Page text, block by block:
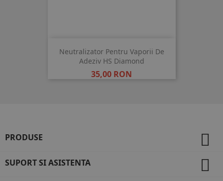
Neutralizator Pentru Vaporii De
Adeziv HS Diamond
Pret
35,00 RON
PRODUSE 
SUPORT SI ASISTENTA 